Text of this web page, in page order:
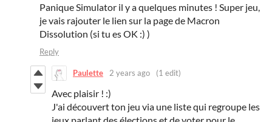
Panique Simulator il y a quelques minutes ! Super jeu,
je vais rajouter le lien sur la page de Macron
Dissolution (si tu es OK :) )
Reply
Paulette 2 years ago (1 edit)
Avec plaisir ! :)
J'ai découvert ton jeu via une liste qui regroupe les